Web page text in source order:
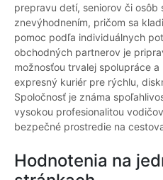
prepravu detí, seniorov či osôb
znevýhodnením, pričom sa
pomoc podľa individuálnych
obchodných partnerov je
možnosťou trvalej spolupráce
expresný kuriér pre rýchlu,
Spoločnosť je známa
vysokou profesionalitou
bezpečné prostredie na
Hodnotenia na